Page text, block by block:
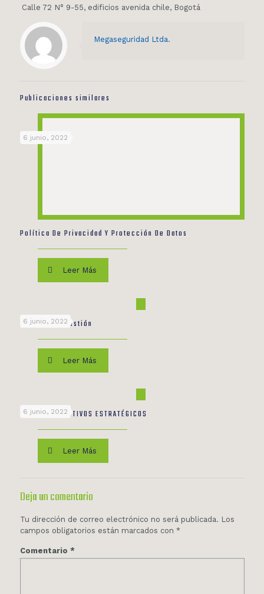
Calle 72 N° 9-55, edificios avenida chile, Bogotá
Megaseguridad Ltda.
Publicaciones similares
6 junio, 2022
Política De Privacidad Y Protección De Datos
Leer Más
6 junio, 2022
Política De Gestión
Leer Más
6 junio, 2022
VISIÓN – OBJETIVOS ESTRATÉGICOS
Leer Más
Deja un comentario
Tu dirección de correo electrónico no será publicada. Los
campos obligatorios están marcados con *
Comentario *